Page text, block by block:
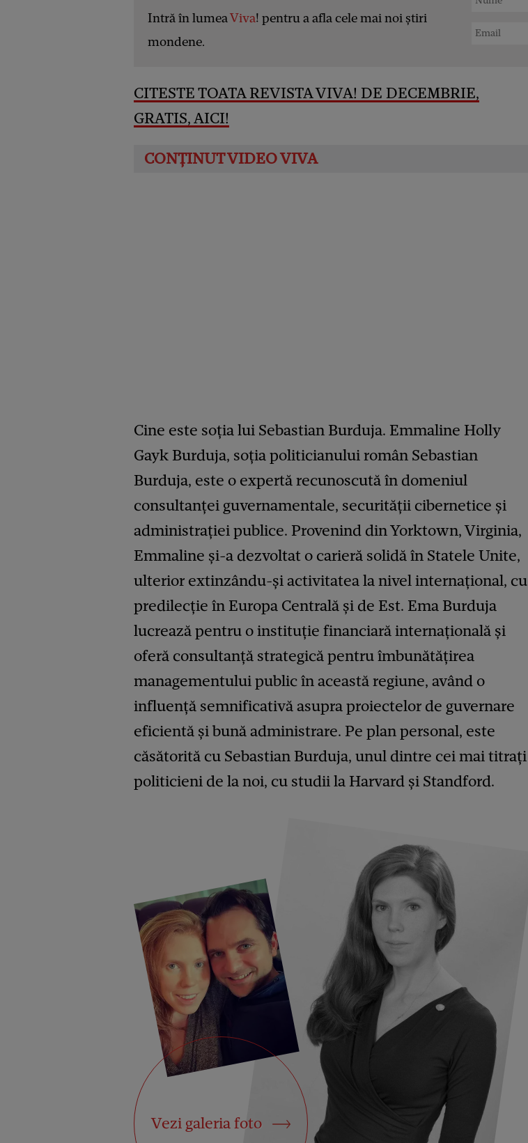
Intră în lumeaViva! pentru a afla cele mai noi știri
mondene.
CITESTE TOATA REVISTA VIVA! DE DECEMBRIE,
GRATIS, AICI!
Cine este soția lui Sebastian Burduja. Emmaline Holly
Gayk Burduja, soția politicianului român Sebastian
Burduja, este o expertă recunoscută în domeniul
consultanței guvernamentale, securității cibernetice și
administrației publice. Provenind din Yorktown, Virginia,
Emmaline și-a dezvoltat o carieră solidă în Statele Unite,
ulterior extinzându-și activitatea la nivel internațional, cu
predilecție în Europa Centrală și de Est. Ema Burduja
lucrează pentru o instituție financiară internațională și
oferă consultanță strategică pentru îmbunătățirea
managementului public în această regiune, având o
influență semnificativă asupra proiectelor de guvernare
eficientă și bună administrare. Pe plan personal, este
căsătorită cu Sebastian Burduja, unul dintre cei mai titrați
politicieni de la noi, cu studii la Harvard și Standford.
Vezi galeria foto